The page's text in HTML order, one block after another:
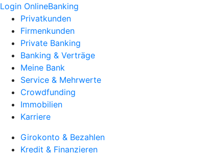
Login OnlineBanking
Privatkunden
Firmenkunden
Private Banking
Banking & Verträge
Meine Bank
Service & Mehrwerte
Crowdfunding
Immobilien
Karriere
Girokonto & Bezahlen
Kredit & Finanzieren